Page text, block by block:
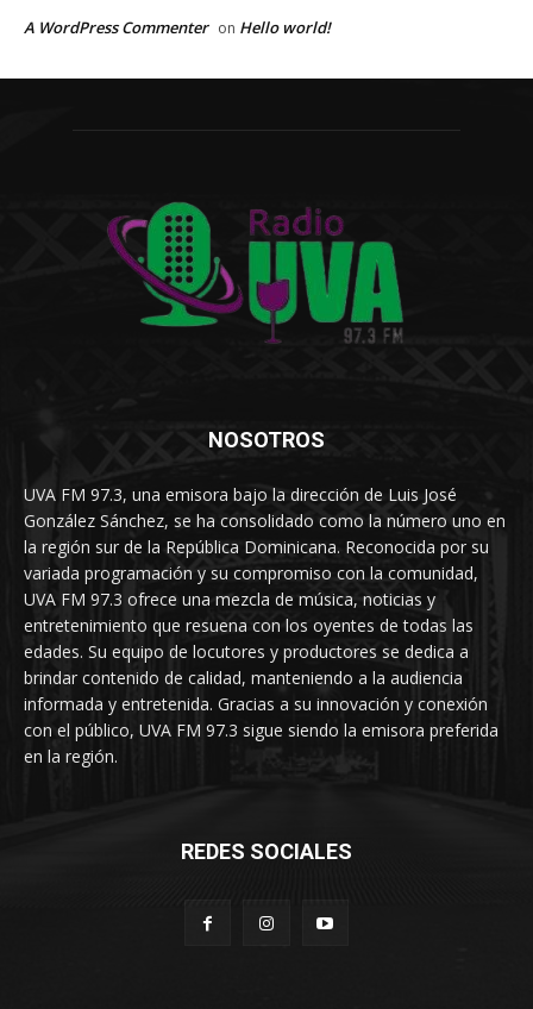
A WordPress Commenter on Hello world!
NOSOTROS
UVA FM 97.3, una emisora bajo la dirección de Luis José
González Sánchez, se ha consolidado como la número uno en
la región sur de la República Dominicana. Reconocida por su
variada programación y su compromiso con la comunidad,
UVA FM 97.3 ofrece una mezcla de música, noticias y
entretenimiento que resuena con los oyentes de todas las
edades. Su equipo de locutores y productores se dedica a
brindar contenido de calidad, manteniendo a la audiencia
informada y entretenida. Gracias a su innovación y conexión
con el público, UVA FM 97.3 sigue siendo la emisora preferida
en la región.
REDES SOCIALES